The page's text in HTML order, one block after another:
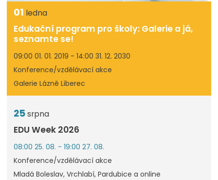
01 ledna
Edukační program pro školy: Galerie a já,
seznamte se!
09:00 01. 01. 2019 - 14:00 31. 12. 2030
Konference/vzdělávací akce
Galerie Lázně Liberec
25srpna
EDU Week 2026
08:00 25. 08. - 19:00 27. 08.
Konference/vzdělávací akce
Mladá Boleslav, Vrchlabí, Pardubice a online